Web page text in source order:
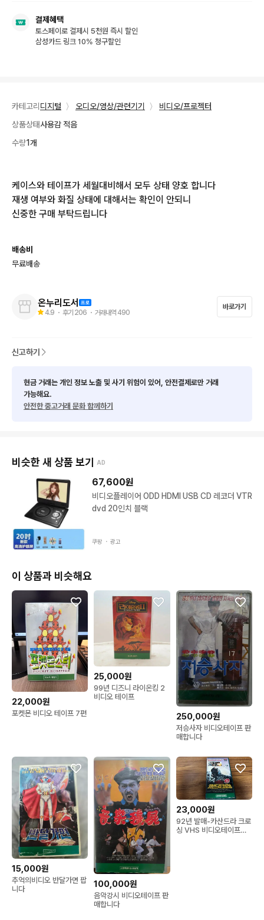
결제혜택
토스페이로 결제시 5천원 즉시 할인
삼성카드 링크 10% 청구할인
카테고리 디지털 〉 오디오/영상/관련기기 〉
비디오/프로젝터
상품상태사용감 적음
수량1개
케이스와 테이프가 세월대비해서 모두 상태 양호 합니다
재생 여부와 화질 상태에 대해서는 확인이 안되니
신중한 구매 부탁드립니다
배송비
무료배송
온누리도서
4.9 ・ 후기 206 ・ 거래내역 490
바로가기
신고하기
현금 거래는 개인 정보 노출 및 사기 위험이 있어, 안전결제로만 거래
가능해요.
안전한 중고거래 문화 함께하기
비슷한 새 상품 보기 AD
67,600원
비디오플레이어 ODD HDMI USB CD 레코더 VTR
dvd 20인치 블랙
쿠팡 ・ 광고
이 상품과 비슷해요
22,000원
포켓몬 비디오 테이프 7편
25,000원
99년 디즈니 라이온킹 2
비디오 테이프
250,000원
저승사자 비디오테이프 판
매합니다
15,000원
추억의비디오 반달가면 팝
니다
100,000원
음악강시 비디오테이프 판
매합니다
23,000원
92년 발매-카산드라 크로
싱 VHS 비디오테이프